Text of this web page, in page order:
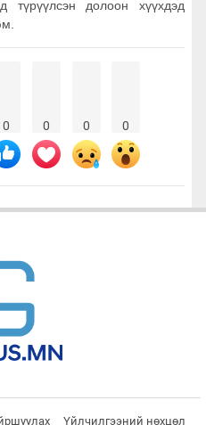
түрүүлсэн долоон хүүхдэд
0 0 0 0
Үйлчилгээний нөхцөл